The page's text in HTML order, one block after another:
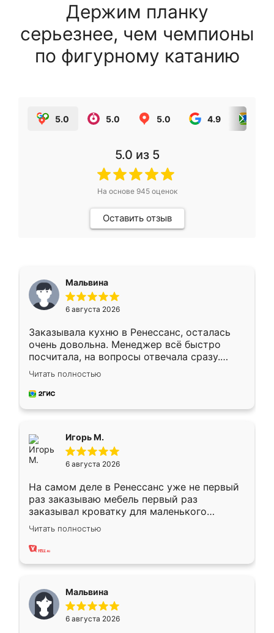
Держим планку
серьезнее, чем чемпионы
по фигурному катанию
5.0 5.0 5.0 4.9
5.0 из 5
На основе 945оценок
Оставить отзыв
Мальвина
6 августа 2026
Заказывала кухню в Ренессанс, осталась
очень довольна. Менеджер всё быстро
посчитала, на вопросы отвечала сразу.
Замерщик приехал в субботу, подошёл к
делу со всей ответственностью. Собрали
за день, ребята работали аккуратно, даже
Читать полностью
Игорь М.
6 августа 2026
На самом деле в Ренессанс уже не первый
раз заказываю мебель первый раз
заказывал кроватку для маленького
ребёнка при его рождении ,во второй раз
заказал шкаф-купе. По качеству очень
хорошее сборка достаточно быстрая,
меньше, здесь же он более разнообразный.
Мне нравится ,если что-то потребуется из
мебели буду заказывать только здесь.
Читать полностью
Мальвина
6 августа 2026